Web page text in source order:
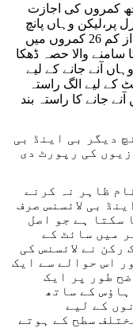
چھ کمروں کی اجازت
پر،لیکن وہاں پانچ
منزلیں، ایک بیسمنٹ اور چھت سمیت کم از کم 26 کمروں میں
سامنے والا حصہ ڈھکا
آنے جانے کے لیے
کے لیے الگ راستہ
جانے کا راستہ بند
دیگر بی اینڈ بی
کی رپورٹ دی
ظاہر نہ کرنے
بی لائسنس صرف
سکتا ہے جو اصل
میں سائٹ کے
نے لائسنس کی
اس حوالے سے ایک
طور پر ایک
کے ساتھ
کے لیے
سطح کے ہوتے